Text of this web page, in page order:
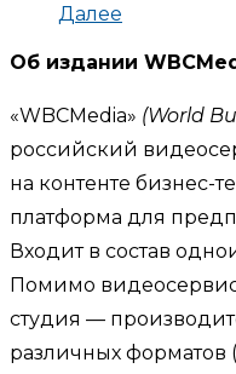
Далее
Об издании
«WBCMedia» (World
российский
на контенте бизнес-
платформа для
Входит в состав
Помимо
студия —
различных форматов